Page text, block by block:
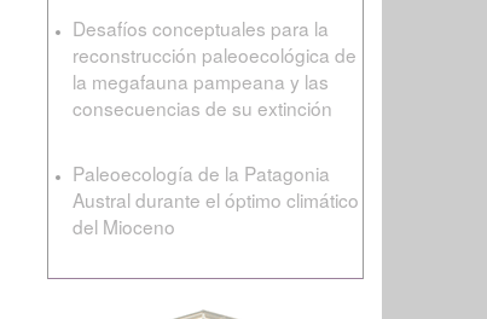
Desafíos conceptuales para la
reconstrucción paleoecológica de
la megafauna pampeana y las
consecuencias de su extinción
Paleoecología de la Patagonia
Austral durante el óptimo climático
del Mioceno